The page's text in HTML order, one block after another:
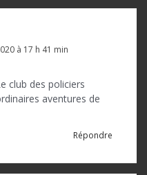
à 17 h 41 min
club des policiers
aventures de
Répondre